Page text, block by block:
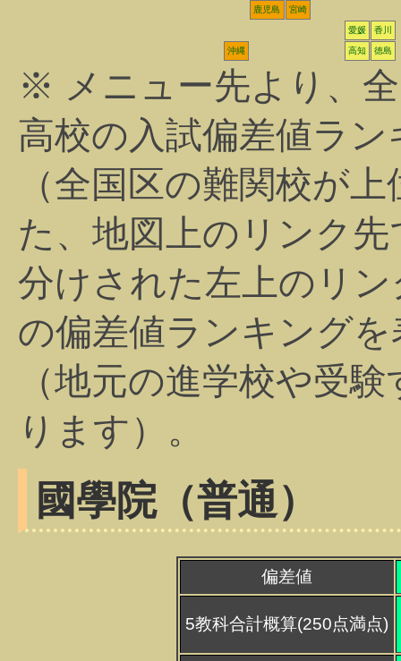
鹿児島 宮崎
愛媛 香川
沖縄 高知 徳島
※ メニュー先より、
高校の入試偏差値ラ
（全国区の難関校が
た、地図上のリンク
分けされた左上のリ
の偏差値ランキング
（地元の進学校や受
ります）。
國學院（普通）
偏差値
5教科合計概算(250点満点)